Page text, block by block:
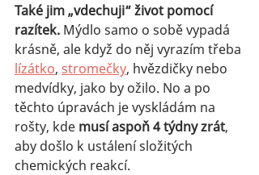
Také jim „vdechuji“ život pomocí
razítek. Mýdlo samo o sobě vypadá
krásně, ale když do něj vyrazím třeba
lízátko, stromečky, hvězdičky nebo
medvídky, jako by ožilo. No a po
těchto úpravách je vyskládám na
rošty, kde musí aspoň 4 týdny zrát,
aby došlo k ustálení složitých
chemických reakcí.